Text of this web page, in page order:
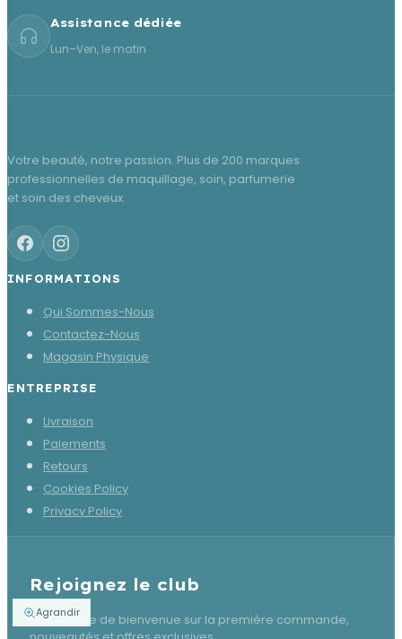
Agrandir
Assistance dédiée
Lun–Ven, le matin
Votre beauté, notre passion. Plus de 200 marques
professionnelles de maquillage, soin, parfumerie
et soin des cheveux.
INFORMATIONS
Qui Sommes-Nous
Contactez-Nous
Magasin Physique
ENTREPRISE
Livraison
Paiements
Retours
Cookies Policy
Privacy Policy
Rejoignez le club
Une remise de bienvenue sur la première commande,